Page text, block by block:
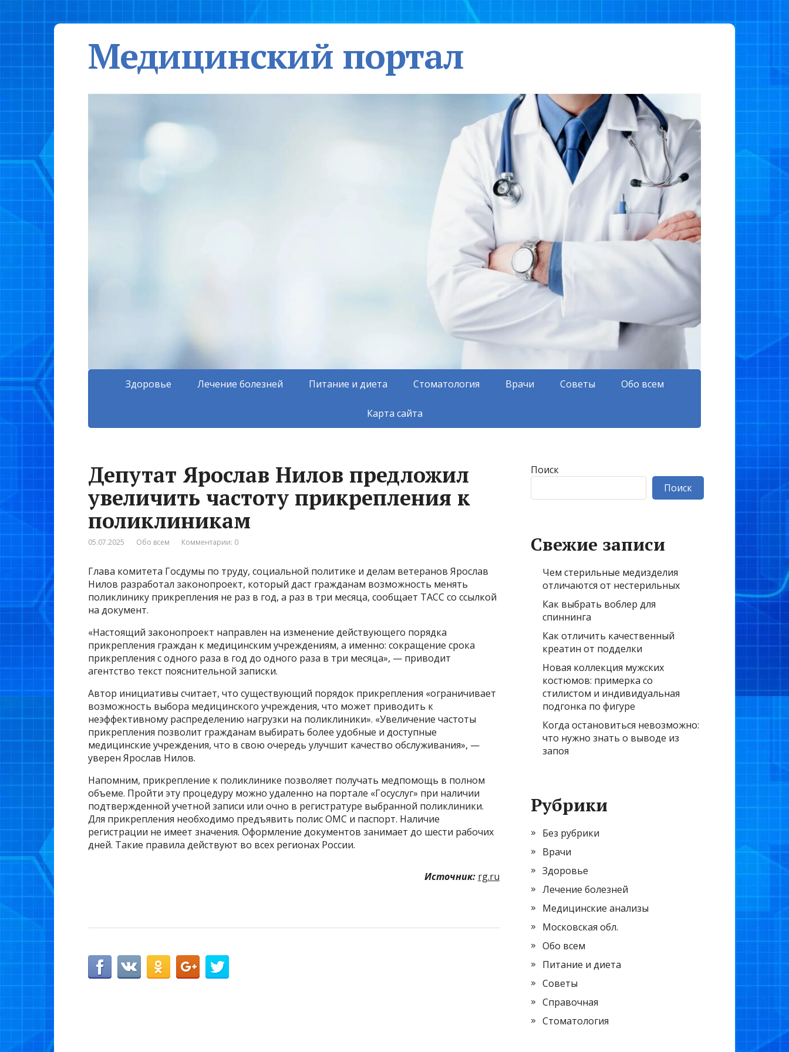
Медицинский портал
Здоровье Лечение болезней Питание и диета Стоматология Врачи Советы Обо всем
Карта сайта
Депутат Ярослав Нилов предложил
увеличить частоту прикрепления к
поликлиникам
05.07.2025 Обо всем Комментарии: 0
Глава комитета Госдумы по труду, социальной политике и делам ветеранов Ярослав
Нилов разработал законопроект, который даст гражданам возможность менять
поликлинику прикрепления не раз в год, а раз в три месяца, сообщает ТАСС со ссылкой
на документ.
«Настоящий законопроект направлен на изменение действующего порядка
прикрепления граждан к медицинским учреждениям, а именно: сокращение срока
прикрепления с одного раза в год до одного раза в три месяца», — приводит
агентство текст пояснительной записки.
Автор инициативы считает, что существующий порядок прикрепления «ограничивает
возможность выбора медицинского учреждения, что может приводить к
неэффективному распределению нагрузки на поликлиники». «Увеличение частоты
прикрепления позволит гражданам выбирать более удобные и доступные
медицинские учреждения, что в свою очередь улучшит качество обслуживания», —
уверен Ярослав Нилов.
Напомним, прикрепление к поликлинике позволяет получать медпомощь в полном
объеме. Пройти эту процедуру можно удаленно на портале «Госуслуг» при наличии
подтвержденной учетной записи или очно в регистратуре выбранной поликлиники.
Для прикрепления необходимо предъявить полис ОМС и паспорт. Наличие
регистрации не имеет значения. Оформление документов занимает до шести рабочих
дней. Такие правила действуют во всех регионах России.
Источник: rg.ru
Поиск
Поиск
Свежие записи
Чем стерильные медизделия
отличаются от нестерильных
Как выбрать воблер для
спиннинга
Как отличить качественный
креатин от подделки
Новая коллекция мужских
костюмов: примерка со
стилистом и индивидуальная
подгонка по фигуре
Когда остановиться невозможно:
что нужно знать о выводе из
запоя
Рубрики
Без рубрики
Врачи
Здоровье
Лечение болезней
Медицинские анализы
Московская обл.
Обо всем
Питание и диета
Советы
Справочная
Стоматология